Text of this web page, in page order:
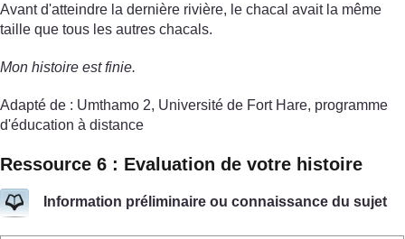
Avant d'atteindre la dernière rivière, le chacal avait la même
taille que tous les autres chacals.
Mon histoire est finie.
Adapté de : Umthamo 2, Université de Fort Hare, programme
d'éducation à distance
Ressource 6 : Evaluation de votre histoire
Information préliminaire ou connaissance du sujet